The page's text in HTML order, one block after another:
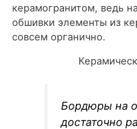
керамогранитом, ведь
обшивки элементы из
совсем органично.
Бордюры на
достаточно